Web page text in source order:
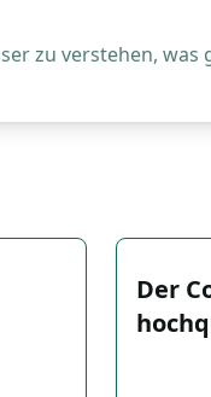
zu verstehen, was
Der